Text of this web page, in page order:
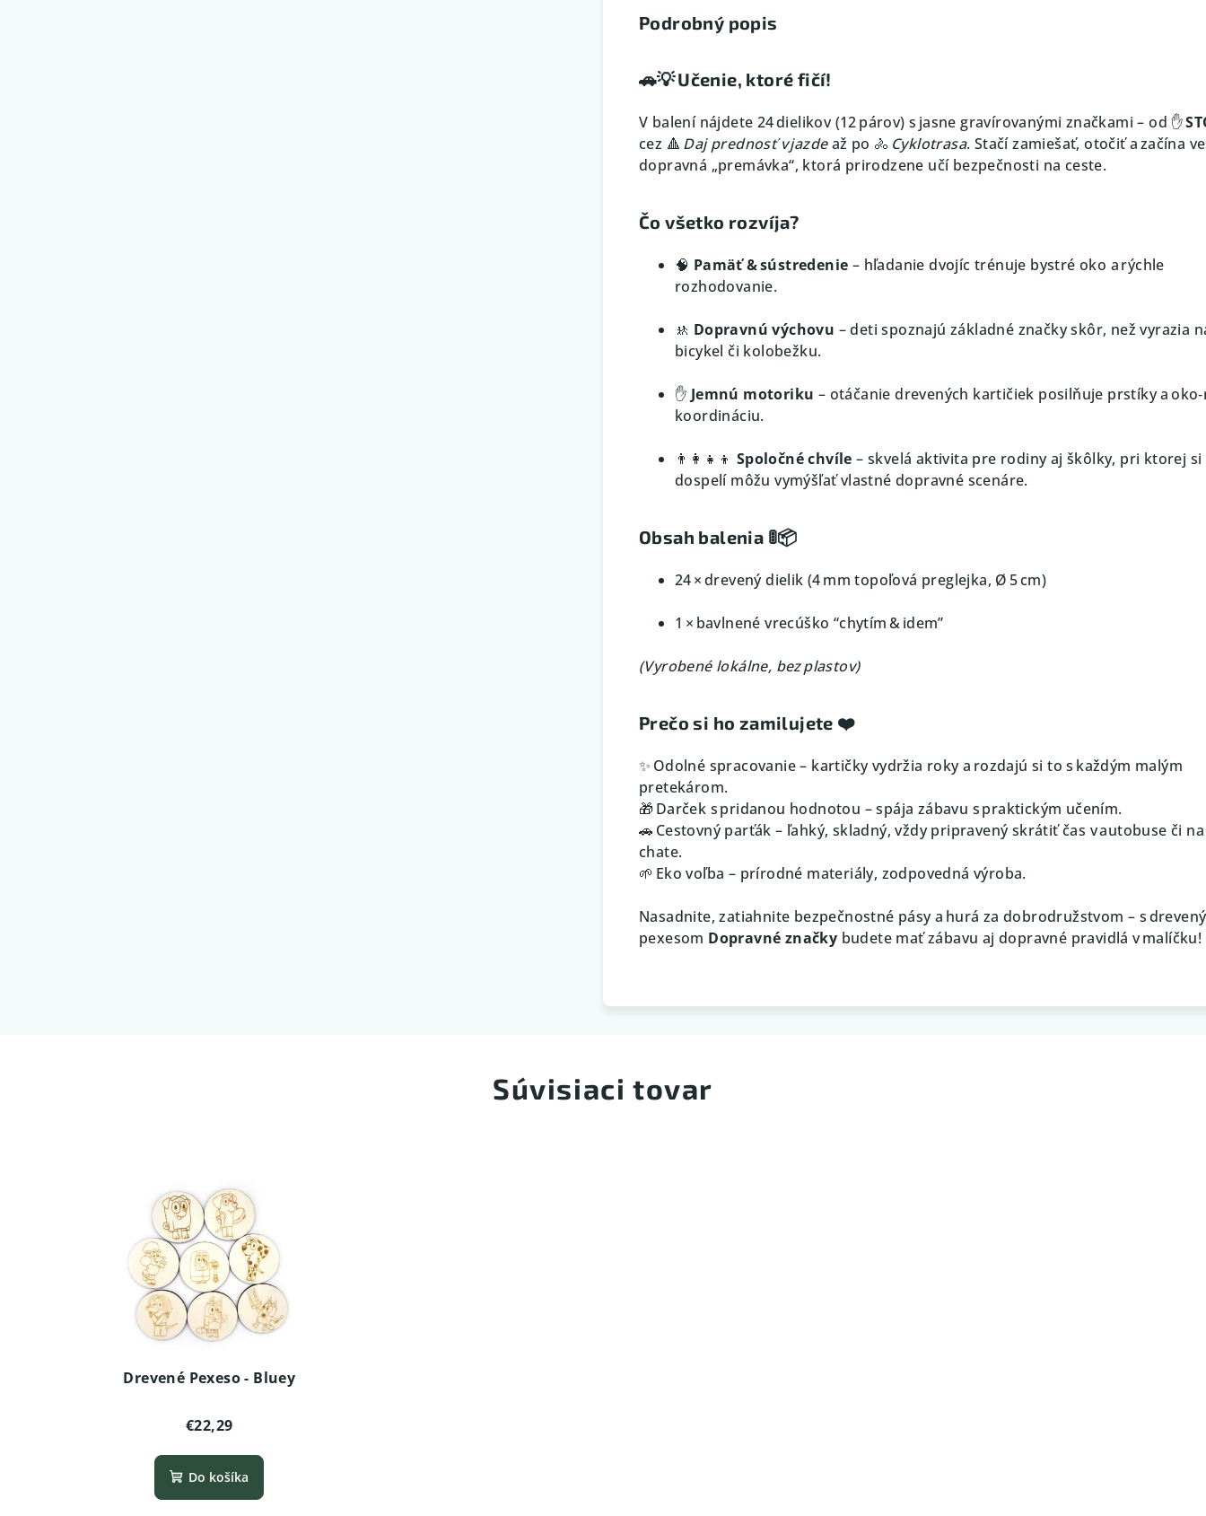
Podrobný popis
🚗💡 Učenie, ktoré fičí!
V balení nájdete 24 dielikov (12 párov) s jasne gravírovanými značkami – od ✋
cez 🔺 Daj prednosť v jazdeaž po 🚴 Cyklotrasa. Stačí zamiešať, otočiť a začína
dopravná „premávka“, ktorá prirodzene učí bezpečnosti na ceste.
Čo všetko rozvíja?
🧠 Pamäť & sústredenie – hľadanie dvojíc trénuje bystré oko a rýchle
rozhodovanie.
🚸 Dopravnú výchovu – deti spoznajú základné značky skôr, než vyrazia
bicykel či kolobežku.
✋ Jemnú motoriku – otáčanie drevených kartičiek posilňuje prstíky a
koordináciu.
👨‍👩‍👧‍👦 Spoločné chvíle – skvelá aktivita pre rodiny aj škôlky, pri ktorej si
dospelí môžu vymýšľať vlastné dopravné scenáre.
Obsah balenia 🚦📦
24 × drevený dielik (4 mm topoľová preglejka, Ø 5 cm)
1 × bavlnené vrecúško “chytím & idem”
(Vyrobené lokálne, bez plastov)
Prečo si ho zamilujete ❤️
✨ Odolné spracovanie – kartičky vydržia roky a rozdajú si to s každým malým
pretekárom.
🎁 Darček s pridanou hodnotou – spája zábavu s praktickým učením.
🚗 Cestovný parťák – ľahký, skladný, vždy pripravený skrátiť čas v autobuse či na
chate.
🌱 Eko voľba – prírodné materiály, zodpovedná výroba.
Nasadnite, zatiahnite bezpečnostné pásy a hurá za dobrodružstvom – s
pexesom Dopravné značky budete mať zábavu aj dopravné pravidlá v
Súvisiaci tovar
Drevené Pexeso - Bluey
€22,29
Do košíka